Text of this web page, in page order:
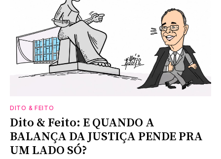
DITO & FEITO
Dito & Feito: E QUANDO A
BALANÇA DA JUSTIÇA PENDE PRA
UM LADO SÓ?